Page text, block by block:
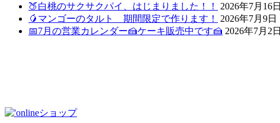
🍑白桃のサクサクパイ、はじまりました！！
2026年7月16日
🥭マンゴーのタルト 期間限定で作ります！
2026年7月9日
📅7月の営業カレンダー🍰ケーキ販売中です🍰 2026年7月2日